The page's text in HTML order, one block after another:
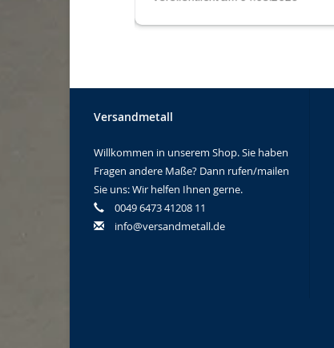
Versandmetall
Willkommen in unserem Shop. Sie haben
Fragen andere Maße? Dann rufen/mailen
Sie uns: Wir helfen Ihnen gerne.
0049 6473 41208 11
info@versandmetall.de